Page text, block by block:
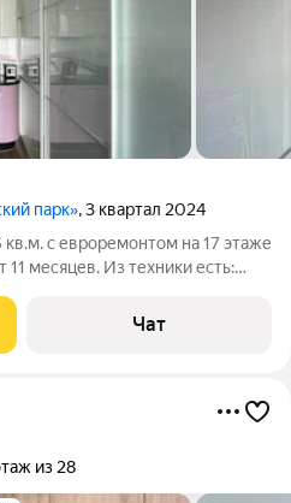
парк», 3 квартал 2024
с евроремонтом на 17 этаже
месяцев. Из техники есть:
окна выходят на улицу. В
Чат
из 28